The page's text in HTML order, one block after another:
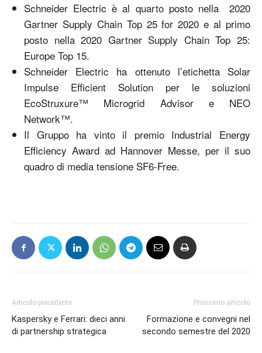
Schneider Electric è al quarto posto nella 2020
Gartner Supply Chain Top 25 for 2020 e al primo
posto nella 2020 Gartner Supply Chain Top 25:
Europe Top 15.
Schneider Electric ha ottenuto l’etichetta Solar
Impulse Efficient Solution per le soluzioni
EcoStruxure™ Microgrid Advisor e NEO
Network™.
Il Gruppo ha vinto il premio Industrial Energy
Efficiency Award ad Hannover Messe, per il suo
quadro di media tensione SF6-Free.
Articolo precedente
Kaspersky e Ferrari: dieci anni
di partnership strategica
Prossimo articolo
Formazione e convegni nel
secondo semestre del 2020